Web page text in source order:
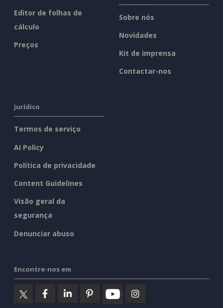
Editor de folhas de
cálculo
Preços
Sobre nós
Novidades
Kit de imprensa
Contactar-nos
Jurídico
Termos de serviço
AI Policy
Política de privacidade
Content Guidelines
Visão geral da
segurança
Denunciar abuso
Encontre-nos em